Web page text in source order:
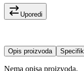
Uporedi
Opis proizvoda
Nema opisa proizvoda.